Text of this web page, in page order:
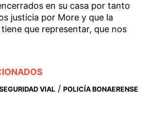
en su casa por tanto
justicia por More y que la
que representar, que nos
VIAL / POLICÍA BONAERENSE